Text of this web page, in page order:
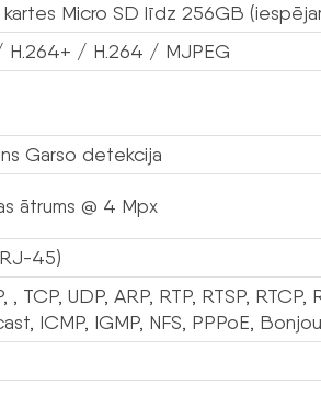
Micro SD līdz 256GB
H.264+ / H.264 / MJPEG
Garso detekcija
ātrums @ 4 Mpx
45)
TCP, UDP, ARP, RTP, RTSP, RTCP,
ICMP, IGMP, NFS, PPPoE,